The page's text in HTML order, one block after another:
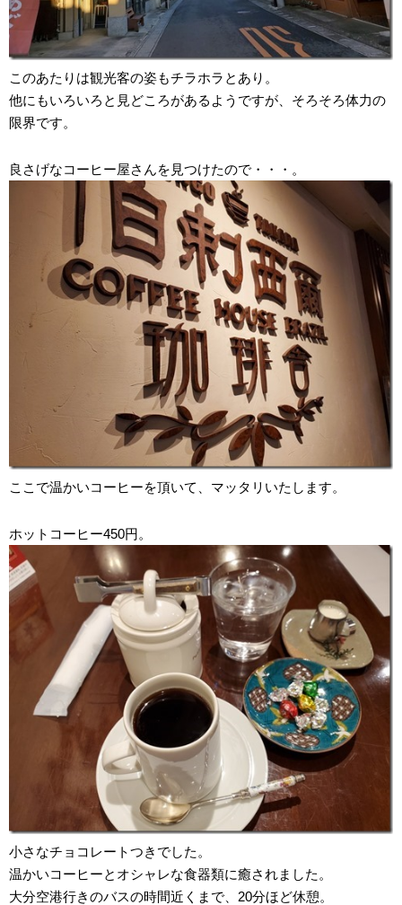
このあたりは観光客の姿もチラホラとあり。
他にもいろいろと見どころがあるようですが、そろそろ体力の
限界です。
良さげなコーヒー屋さんを見つけたので・・・。
ここで温かいコーヒーを頂いて、マッタリいたします。
ホットコーヒー450円。
小さなチョコレートつきでした。
温かいコーヒーとオシャレな食器類に癒されました。
大分空港行きのバスの時間近くまで、20分ほど休憩。